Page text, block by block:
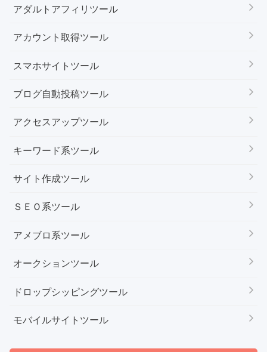
アダルトアフィリツール
アカウント取得ツール
スマホサイトツール
ブログ自動投稿ツール
アクセスアップツール
キーワード系ツール
サイト作成ツール
ＳＥＯ系ツール
アメブロ系ツール
オークションツール
ドロップシッピングツール
モバイルサイトツール